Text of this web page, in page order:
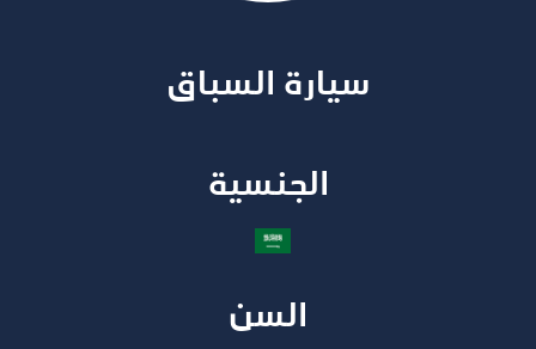
سيارة السباق​
الجنسية​
السن